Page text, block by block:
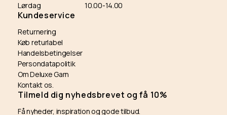
Lørdag
10.00-14.00
Kundeservice
Returnering
Køb returlabel
Handelsbetingelser
Persondatapolitik
Om Deluxe Garn
Kontakt os.
Tilmeld dig nyhedsbrevet og få 10%
Få nyheder, inspiration og gode tilbud.